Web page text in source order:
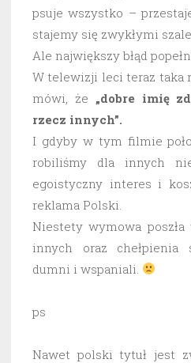
psuje wszystko –
stajemy się zwykłymi
Ale największy błąd
W telewizji leci teraz taka
mówi, że „dobre imię
rzecz innych”.
I gdyby w tym filmie
robiliśmy dla innych
egoistyczny interes i
reklama Polski.
Niestety wymowa
innych oraz
dumni i wspaniali.
ps
Nawet polski tytuł jest